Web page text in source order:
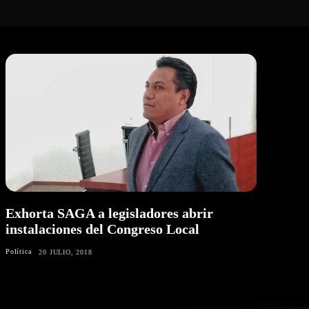
Exhorta SAGA a legisladores abrir
instalaciones del Congreso Local
Política 20 JULIO, 2018